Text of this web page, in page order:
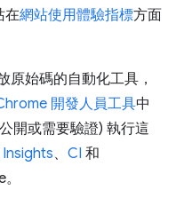
在網站使用體驗指標方面
原始碼的自動化工具，
開發人員工具中
開或需要驗證) 執行這
、 CI 和